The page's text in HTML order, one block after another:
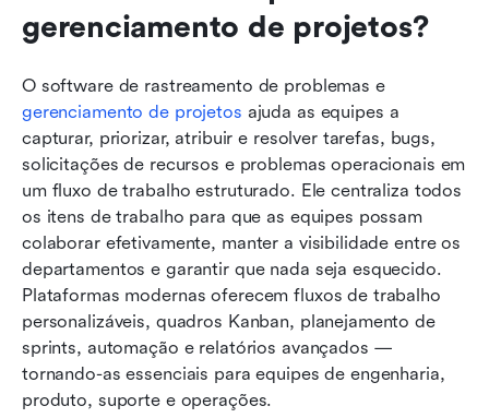
gerenciamento de projetos?
O software de rastreamento de problemas e
gerenciamento de projetos ajuda as equipes a
capturar, priorizar, atribuir e resolver tarefas, bugs,
solicitações de recursos e problemas operacionais em
um fluxo de trabalho estruturado. Ele centraliza todos
os itens de trabalho para que as equipes possam
colaborar efetivamente, manter a visibilidade entre os
departamentos e garantir que nada seja esquecido.
Plataformas modernas oferecem fluxos de trabalho
personalizáveis, quadros Kanban, planejamento de
sprints, automação e relatórios avançados —
tornando-as essenciais para equipes de engenharia,
produto, suporte e operações.